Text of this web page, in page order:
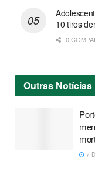
10 tiros
0
Outras Notícias
7